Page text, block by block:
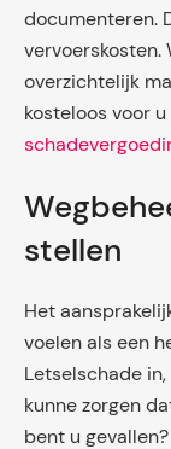
documenteren.
vervoerskosten.
overzichtelijk
kosteloos voor
stellen
Het
voelen als een
Letselschade
kunne zorgen
bent u